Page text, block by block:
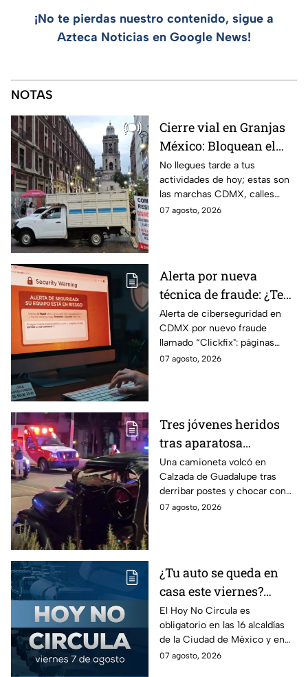
¡No te pierdas nuestro contenido, sigue a
Azteca Noticias en Google News!
NOTAS
Cierre vial en Granjas
México: Bloquean el
paso en Canela y Añil
por protesta
No llegues tarde a tus
actividades de hoy; estas son
las marchas CDMX, calles
cerradas y bloqueos que
07 agosto, 2026
Alerta por nueva
técnica de fraude: ¿Te
piden copiar códigos
extraños en la PC?
Cuidado, podrías ser
víctima del peligroso
Alerta de ciberseguridad en
CDMX por nuevo fraude
llamado “Clickfix": páginas
falsas que engañan para
07 agosto, 2026
Tres jóvenes heridos
tras aparatosa
volcadura en Tepeyac
Insurgentes y operativo
en la Juárez, mientras
dormía
Una camioneta volcó en
Calzada de Guadalupe tras
derribar postes y chocar con
un árbol, dejando a tres
07 agosto, 2026
¿Tu auto se queda en
casa este viernes?
Revisa el Hoy No
Circula de este 7 de
agosto
El Hoy No Circula es
obligatorio en las 16 alcaldías
de la Ciudad de México y en
los municipios conurbados del
07 agosto, 2026